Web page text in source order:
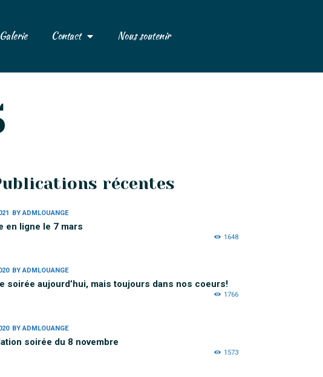
Galerie Contact Nous soutenir
récentes
1648
en ligne le 7 mars
BYADMLOUANGE
1766
soirée aujourd’hui, mais toujours dans nos coeurs!
BYADMLOUANGE
1573
soirée du 8 novembre
BYADMLOUANGE